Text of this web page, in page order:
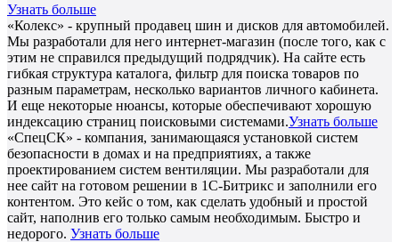
Узнать больше
«Колекс» - крупный продавец шин и дисков для автомобилей.
Мы разработали для него интернет-магазин (после того, как с
этим не справился предыдущий подрядчик). На сайте есть
гибкая структура каталога, фильтр для поиска товаров по
разным параметрам, несколько вариантов личного кабинета.
И еще некоторые нюансы, которые обеспечивают хорошую
индексацию страниц поисковыми системами.Узнать больше
«СпецСК» - компания, занимающаяся установкой систем
безопасности в домах и на предприятиях, а также
проектированием систем вентиляции. Мы разработали для
нее сайт на готовом решении в 1С-Битрикс и заполнили его
контентом. Это кейс о том, как сделать удобный и простой
сайт, наполнив его только самым необходимым. Быстро и
недорого. Узнать больше